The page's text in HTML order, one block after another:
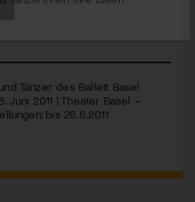
Tänzer des Ballett Basel
Juni 2011 | Theater Basel –
bis 26.6.2011